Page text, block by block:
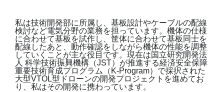
私は技術開発部に所属し、基板設計やケーブルの配線
検討など電気分野の業務を担っています。機体の仕様
に合わせて基板を試作し、筐体に合わせて基板同士を
配線したあと、動作確認をしながら機体の性能を調整
していくことが主な役目です。現在は国立研究開発法
人 科学技術振興機構（JST）が推進する経済安全保障
重要技術育成プログラム（K-Program）で採択された
大型VTOL型ドローンの開発プロジェクトを進めてお
り、私はその開発に携わっています。